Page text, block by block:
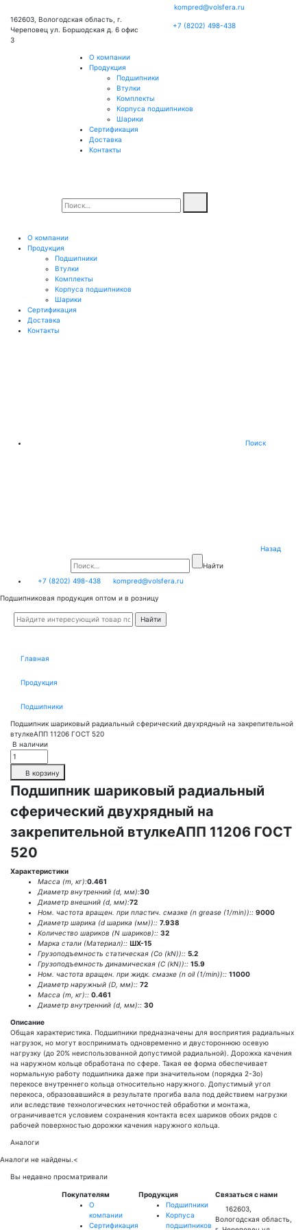
162603, Вологодская область, г.
Череповец ул. Боршодская д. 6 офис
3
kompred@volsfera.ru
+7 (8202) 498-438
О компании
Продукция
Подшипники
Втулки
Комплекты
Корпуса подшипников
Шарики
Сертификация
Доставка
Контакты
О компании
Продукция
Подшипники
Втулки
Комплекты
Корпуса подшипников
Шарики
Сертификация
Доставка
Контакты
Поиск
Назад
Найти
+7 (8202) 498-438
kompred@volsfera.ru
Подшипниковая продукция оптом и в розницу
Главная
Продукция
Подшипники
Подшипник шариковый радиальный сферический двухрядный на закрепительной
втулкеАПП 11206 ГОСТ 520
В наличии
В корзину
Подшипник шариковый радиальный
сферический двухрядный на
закрепительной втулкеАПП 11206 ГОСТ
520
Характеристики
Масса (m, кг):0.461
Диаметр внутренний (d, мм):30
Диаметр внешний (d, мм):72
Ном. частота вращен. при пластич. смазке (n grease (1/min)):: 9000
Диаметр шарика (d шарика (мм)):: 7.938
Количество шариков (N шариков):: 32
Марка стали (Материал):: ШХ-15
Грузоподъемность статическая (Co (kN)):: 5.2
Грузоподъемность динамическая (C (kN)):: 15.9
Ном. частота вращен. при жидк. смазке (n oil (1/min)):: 11000
Диаметр наружный (D, мм):: 72
Масса (m, кг):: 0.461
Диаметр внутренний (d, мм):: 30
Описание
Общая характеристика. Подшипники предназначены для восприятия радиальных
нагрузок, но могут воспринимать одновременно и двустороннюю осевую
нагрузку (до 20% неиспользованной допустимой радиальной). Дорожка качения
на наружном кольце обработана по сфере. Такая ее форма обеспечивает
нормальную работу подшипника даже при значительном (порядка 2-3о)
перекосе внутреннего кольца относительно наружного. Допустимый угол
перекоса, образовавшийся в результате прогиба вала под действием нагрузки
или вследствие технологических неточностей обработки и монтажа,
ограничивается условием сохранения контакта всех шариков обоих рядов с
рабочей поверхностью дорожки качения наружного кольца.
Аналоги
Аналоги не найдены.<
Вы недавно просматривали
Покупателям
О
компании
Сертификация
Продукция
Подшипники
Корпуса
подшипников
Связаться с нами
162603,
Вологодская область,